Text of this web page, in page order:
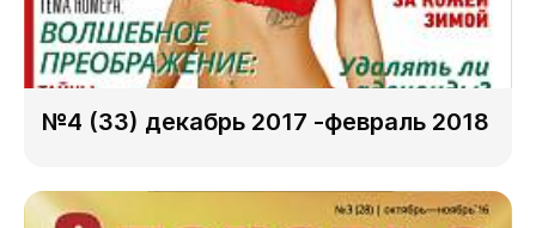
№4 (33) декабрь 2017 -февраль 2018